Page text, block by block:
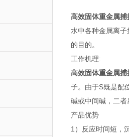
高效固体重金属捕
水中各种金属离
的目的。
工作机理:
高效固体重金属捕
子。由于S既是配
碱或中间碱，二
产品优势
1）反应时间短，